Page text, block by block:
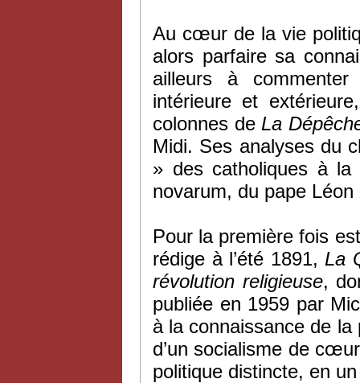
Au cœur de la vie
alors parfaire sa
ailleurs à
intérieure et
colonnes de La
Midi. Ses analyses du
» des catholiques à la
novarum, du pape
Pour la première fois
rédige à l’été 1891, La
révolution religieuse,
publiée en 1959 par
à la connaissance de
d’un socialisme de
politique distincte, en